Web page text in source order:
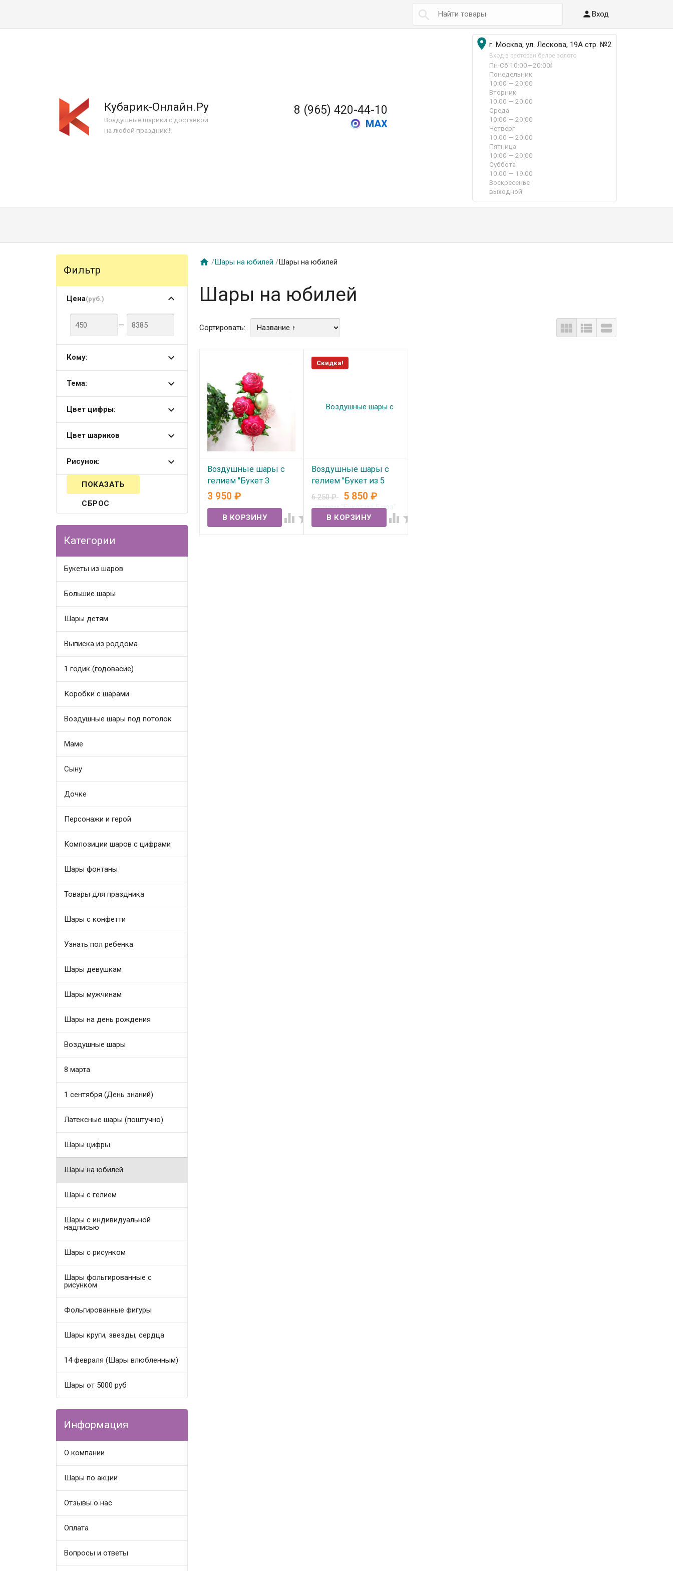
 Вход
Кубарик-Онлайн.Ру
Воздушные шарики с доставкой
на любой праздник!!!
8 (965) 420-44-10
MAX
 г. Москва, ул. Лескова, 19А стр. №2
Вход в ресторан белое золото
Пн-Сб 10:00—20:00i
Понедельник
10:00 — 20:00
Вторник
10:00 — 20:00
Среда
10:00 — 20:00
Четверг
10:00 — 20:00
Пятница
10:00 — 20:00
Суббота
10:00 — 19:00
Воскресенье
выходной
Фильтр
Цена(руб.)
—
Кому:
Тема:
Цвет цифры:
Цвет шариков
Рисунок:
СБРОС
Категории
Букеты из шаров
Большие шары
Шары детям
Выписка из роддома
1 годик (годовасие)
Коробки с шарами
Воздушные шары под потолок
Маме
Сыну
Дочке
Персонажи и герой
Композиции шаров с цифрами
Шары фонтаны
Товары для праздника
Шары с конфетти
Узнать пол ребенка
Шары девушкам
Шары мужчинам
Шары на день рождения
Воздушные шары
8 марта
1 сентября (День знаний)
Латексные шары (поштучно)
Шары цифры
Шары на юбилей
Шары с гелием
Шары с индивидуальной
надписью
Шары с рисунком
Шары фольгированные с
рисунком
Фольгированные фигуры
Шары круги, звезды, сердца
14 февраля (Шары влюбленным)
Шары от 5000 руб
Информация
О компании
Шары по акции
Отзывы о нас
Оплата
Вопросы и ответы
 /Шары на юбилей /Шары на юбилей
Шары на юбилей
Сортировать:   
Воздушные шары с
гелием "Букет 3
красные розы" №365
В наличии
3 950 ₽
 
Скидка!
Воздушные шары с
гелием "Букет из 5
роз" №361
В наличии
6 250₽ 5 850₽
 